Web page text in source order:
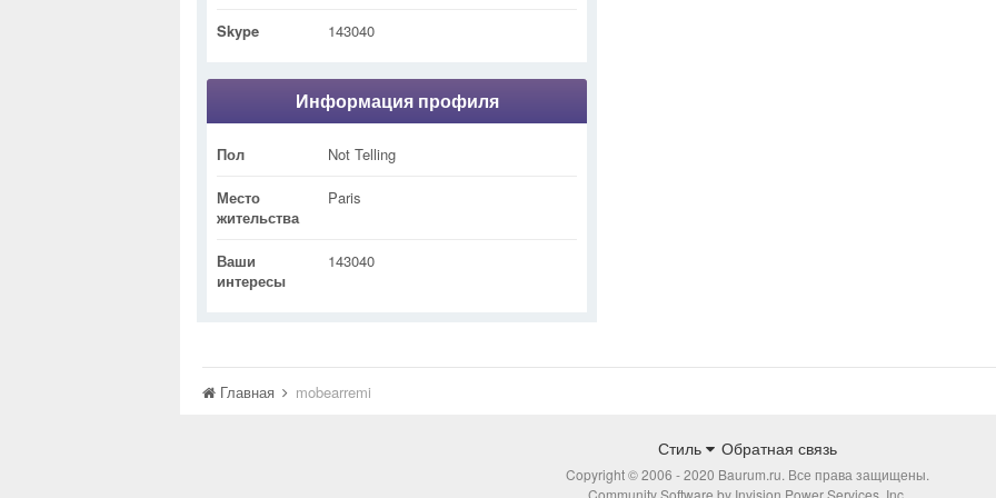
Skype 143040
Информация профиля
Пол Not Telling
Место
жительства
Paris
Ваши
интересы
143040
Главная mobearremi
Стиль Обратная связь
Copyright © 2006 - 2020 Baurum.ru. Все права защищены.
Community Software by Invision Power Services, Inc.